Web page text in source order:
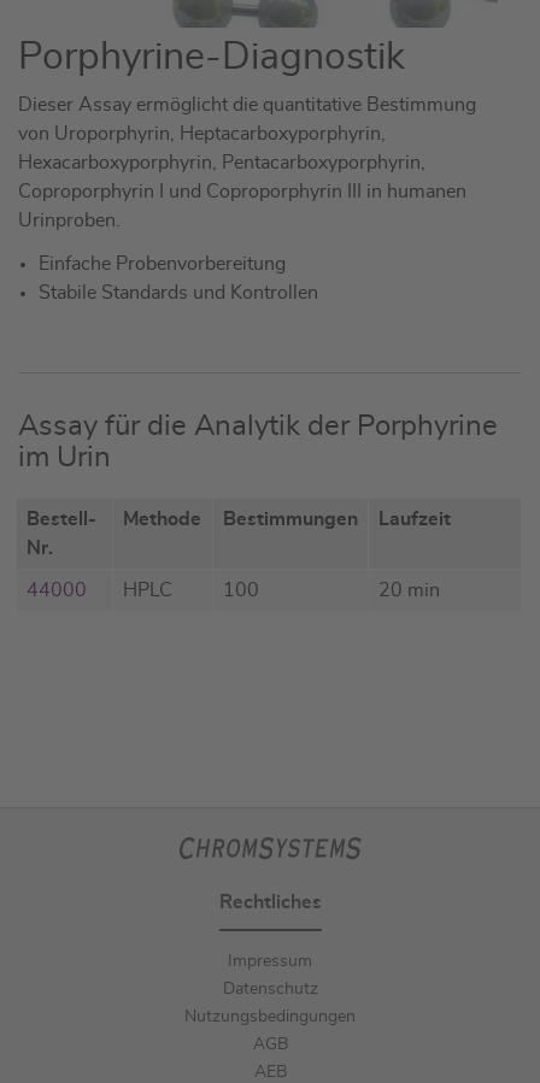
Porphyrine-Diagnostik
Dieser Assay ermöglicht die quantitative Bestimmung
von Uroporphyrin, Heptacarboxyporphyrin,
Hexacarboxyporphyrin, Pentacarboxyporphyrin,
Coproporphyrin I und Coproporphyrin III in humanen
Urinproben.
Einfache Probenvorbereitung
Stabile Standards und Kontrollen
Assay für die Analytik der Porphyrine
im Urin
Bestell-
Nr.
Methode Bestimmungen Laufzeit
44000 HPLC 100 20 min
Rechtliches
Impressum
Datenschutz
Nutzungsbedingungen
AGB
AEB